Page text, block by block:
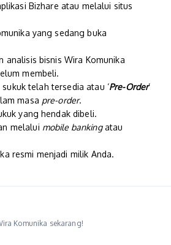
Bizhare atau melalui situs
yang sedang buka
analisis bisnis Wira Komunika
membeli.
sukuk telah tersedia atau ‘Pre-Order’
masa pre-order.
yang hendak dibeli.
melalui mobile bankingatau
resmi menjadi milik Anda.
Komunika sekarang!